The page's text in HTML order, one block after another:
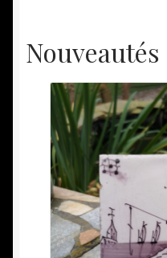
Nouveautés